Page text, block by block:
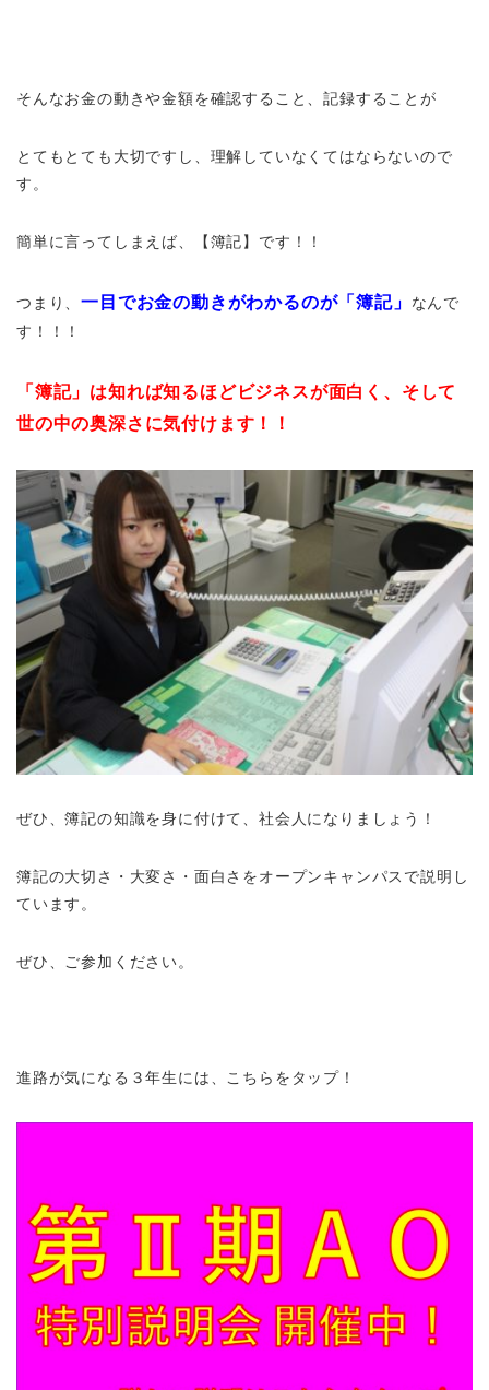
そんなお金の動きや金額を確認すること、記録することが
とてもとても大切ですし、理解していなくてはならないので
す。
簡単に言ってしまえば、【簿記】です！！
つまり、一目でお金の動きがわかるのが「簿記」
なんで
す！！！
「簿記」は知れば知るほどビジネスが面白く、そして
世の中の奥深さに気付けます！！
ぜひ、簿記の知識を身に付けて、社会人になりましょう！
簿記の大切さ・大変さ・面白さをオープンキャンパスで説明し
ています。
ぜひ、ご参加ください。
進路が気になる３年生には、こちらをタップ！